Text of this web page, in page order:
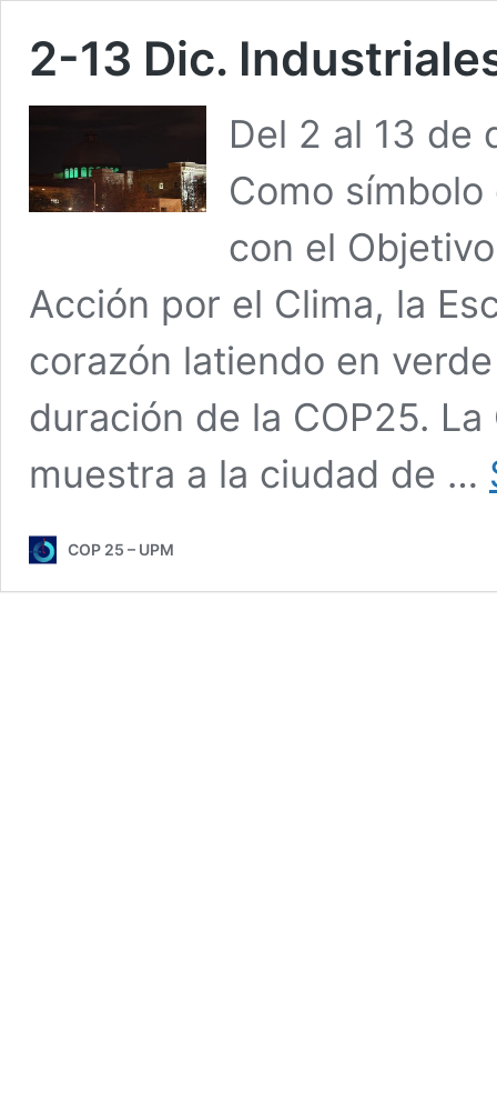
2-13 Dic.
Del 2 al 13 de
Como
con el
Acción por el Clima, la
corazón latiendo en
duración de la COP25.
muestra a la ciudad de …
COP 25 – UPM